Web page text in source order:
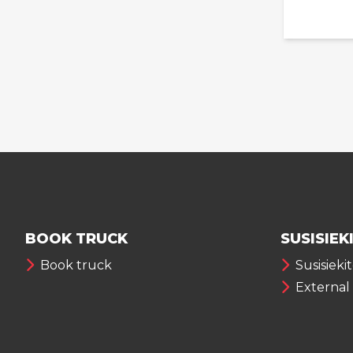
BOOK TRUCK
Book truck
External